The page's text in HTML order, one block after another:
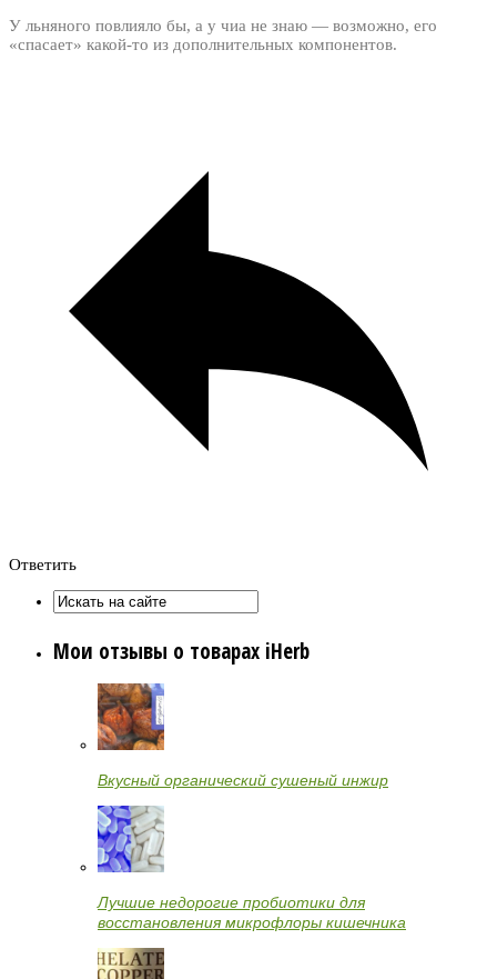
У льняного повлияло бы, а у чиа не знаю — возможно, его
«спасает» какой-то из дополнительных компонентов.
Ответить
Мои отзывы о товарах iHerb
Вкусный органический сушеный инжир
Лучшие недорогие пробиотики для
восстановления микрофлоры кишечника